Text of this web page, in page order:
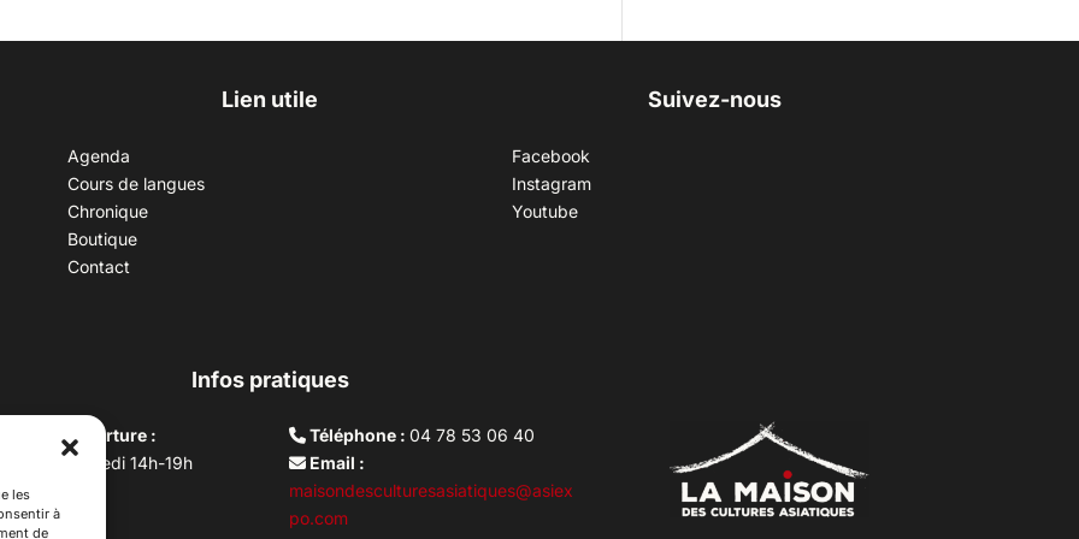
les
à
de
Lien utile
Agenda
Cours de langues
Chronique
Boutique
Contact
Suivez-nous
Facebook
Instagram
Youtube
Infos pratiques
d’ouverture :
au vendredi 14h-19h
10h –17h
lundi
Téléphone :04 78 53 06 40
Email :
maisondesculturesasiatiques@asiex
po.com